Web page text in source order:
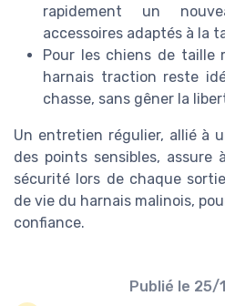
rapidement un
accessoires adaptés à la
Pour les chiens de taille
harnais traction reste
chasse, sans gêner la
Un entretien régulier, allié à
des points sensibles,
sécurité lors de chaque
de vie du harnais malinois,
confiance.
Publié le 25/